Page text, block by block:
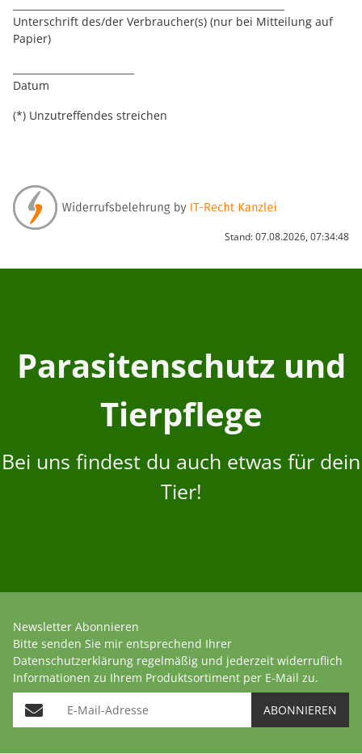
Unterschrift des/der Verbraucher(s) (nur bei Mitteilung auf
Papier)
Datum
(*) Unzutreffendes streichen
Stand: 07.08.2026, 07:34:48
Parasitenschutz und
Tierpflege
Bei uns findest du auch etwas für dein
Tier!
Newsletter Abonnieren
Bitte senden Sie mir entsprechend Ihrer
Datenschutzerklärung regelmäßig und jederzeit widerruflich
Informationen zu Ihrem Produktsortiment per E-Mail zu.
E-Mail-Adresse ABONNIEREN